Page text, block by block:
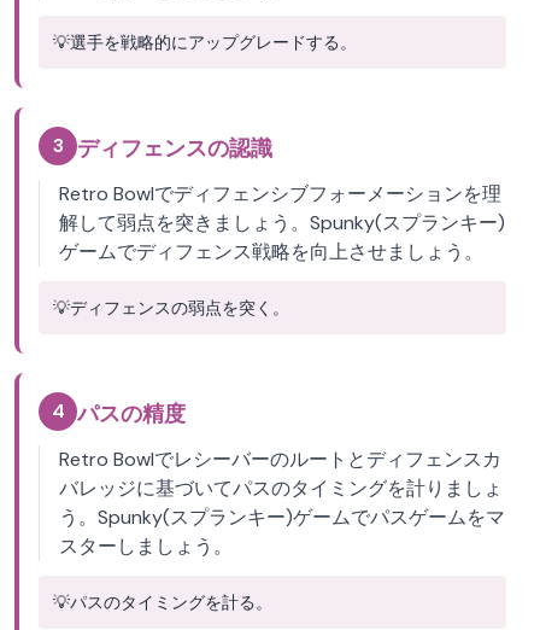
💡選手を戦略的にアップグレードする。
3 ディフェンスの認識
Retro Bowlでディフェンシブフォーメーションを理
解して弱点を突きましょう。Spunky(スプランキー)
ゲームでディフェンス戦略を向上させましょう。
💡ディフェンスの弱点を突く。
4 パスの精度
Retro Bowlでレシーバーのルートとディフェンスカ
バレッジに基づいてパスのタイミングを計りましょ
う。Spunky(スプランキー)ゲームでパスゲームをマ
スターしましょう。
💡パスのタイミングを計る。